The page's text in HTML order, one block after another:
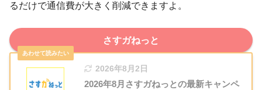
るだけで通信費が大きく削減できますよ。
さすガねっと
2026年8月2日
2026年8月さすガねっとの最新キャンペ